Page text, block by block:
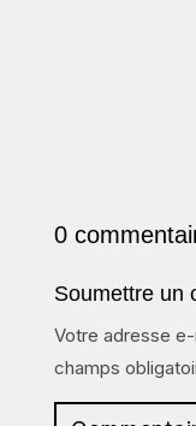
0
Soumettre un
Votre adresse
champs